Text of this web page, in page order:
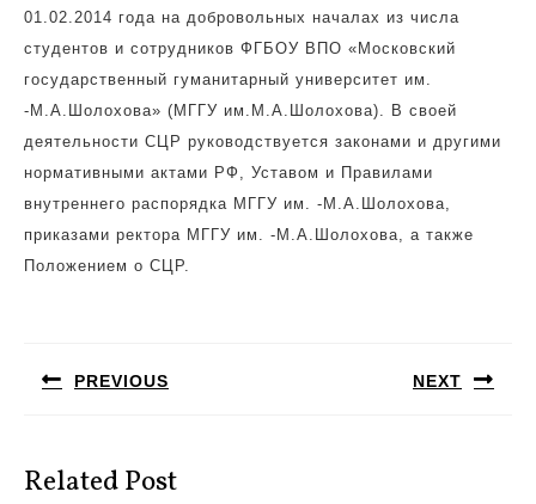
01.02.2014 года на добровольных началах из числа
студентов и сотрудников ФГБОУ ВПО «Московский
государственный гуманитарный университет им.
-М.А.Шолохова» (МГГУ им.М.А.Шолохова). В своей
деятельности СЦР руководствуется законами и другими
нормативными актами РФ, Уставом и Правилами
внутреннего распорядка МГГУ им. -М.А.Шолохова,
приказами ректора МГГУ им. -М.А.Шолохова, а также
Положением о СЦР.
записям
PREVIOUS NEXT
Related Post